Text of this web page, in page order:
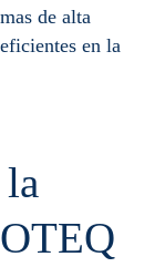
de alta
en la